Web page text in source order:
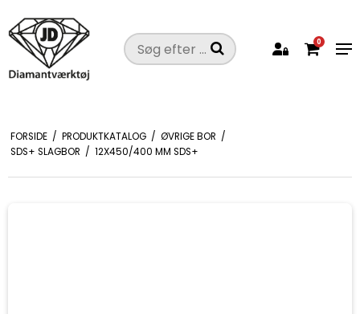
0
FORSIDE / PRODUKTKATALOG / ØVRIGE BOR /
SDS+ SLAGBOR / 12X450/400 MM SDS+